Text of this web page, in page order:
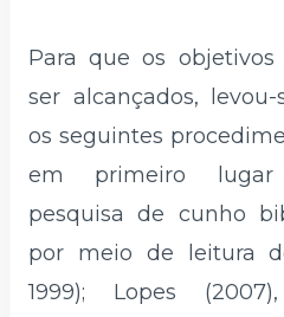
Para que os objetivos
ser alcançados,
os seguintes
em primeiro lugar
pesquisa de cunho
por meio de leitura
1999); Lopes